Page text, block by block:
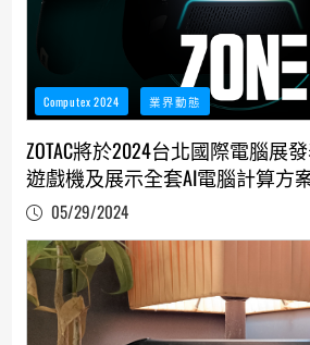
Computex 2024 業界動態
ZOTAC將於2024台北國際電腦展
遊戲機及展示全套AI電腦計算方
05/29/2024